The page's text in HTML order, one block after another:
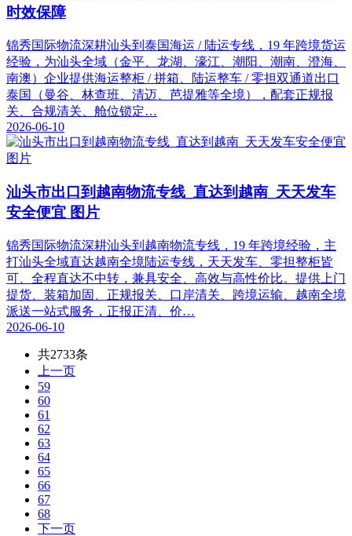
时效保障
锦秀国际物流深耕汕头到泰国海运 / 陆运专线，19 年跨境货运
经验，为汕头全域（金平、龙湖、濠江、潮阳、潮南、澄海、
南澳）企业提供海运整柜 / 拼箱、陆运整车 / 零担双通道出口
泰国（曼谷、林查班、清迈、芭提雅等全境），配套正规报
关、合规清关、舱位锁定…
2026-06-10
汕头市出口到越南物流专线_直达到越南_天天发车
安全便宜 图片
锦秀国际物流深耕汕头到越南物流专线，19 年跨境经验，主
打汕头全域直达越南全境陆运专线，天天发车、零担整柜皆
可、全程直达不中转，兼具安全、高效与高性价比。提供上门
提货、装箱加固、正规报关、口岸清关、跨境运输、越南全境
派送一站式服务，正报正清、价…
2026-06-10
共2733条
上一页
59
60
61
62
63
64
65
66
67
68
下一页